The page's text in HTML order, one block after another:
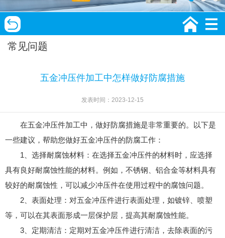
常见问题
五金冲压件加工中怎样做好防腐措施
发表时间：2023-12-15
在五金冲压件加工中，做好防腐措施是非常重要的。以下是
一些建议，帮助您做好五金冲压件的防腐工作：
1、选择耐腐蚀材料：在选择五金冲压件的材料时，应选择
具有良好耐腐蚀性能的材料。例如，不锈钢、铝合金等材料具有
较好的耐腐蚀性，可以减少冲压件在使用过程中的腐蚀问题。
2、表面处理：对五金冲压件进行表面处理，如镀锌、喷塑
等，可以在其表面形成一层保护层，提高其耐腐蚀性能。
3、定期清洁：定期对五金冲压件进行清洁，去除表面的污